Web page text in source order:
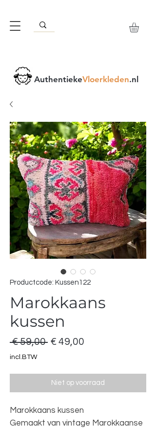
AuthentiekeVloerkleden.nl
Productcode: Kussen122
Marokkaans
kussen
€ 59,00 Normale
€ 49,00
incl.BTW
Niet op voorraad
Marokkaans kussen
Gemaakt van vintage Marokkaanse